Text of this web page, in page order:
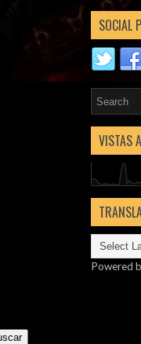
SOCIAL
VISTAS
Powered